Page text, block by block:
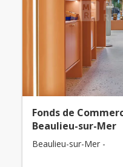
Fonds de
Beaulieu-sur-Mer
Beaulieu-sur-Mer -